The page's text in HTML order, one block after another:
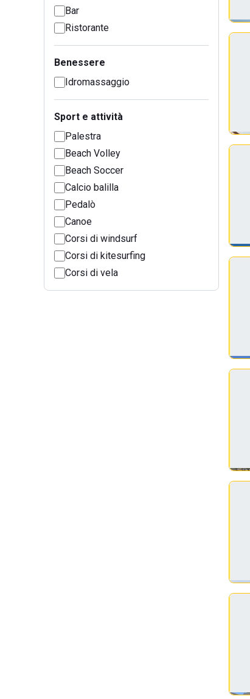
Bar
Ristorante
Benessere
Idromassaggio
Sport e attività
Palestra
Beach Volley
Beach Soccer
Calcio balilla
Pedalò
Canoe
Corsi di windsurf
Corsi di kitesurfing
Corsi di vela